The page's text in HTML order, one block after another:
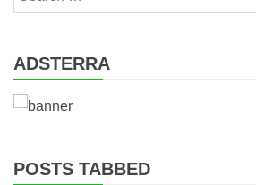
for:
ADSTERRA
POSTS TABBED